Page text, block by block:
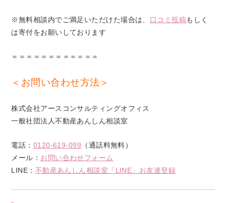
※無料相談内でご満足いただけた場合は、 口コミ投稿もしく
は寄付をお願いしております
＝＝＝＝＝＝＝＝＝＝＝＝
＜お問い合わせ方法＞
株式会社アースコンサルティングオフィス
一般社団法人不動産あんしん相談室
電話： 0120-619-099 （通話料無料）
メール： お問い合わせフォーム
LINE： 不動産あんしん相談室「LINE」お友達登録